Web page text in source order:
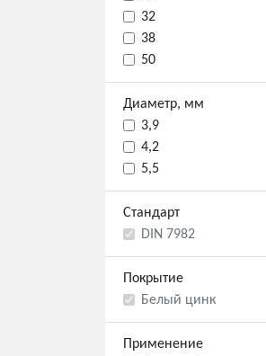
32
38
50
Диаметр, мм
3,9
4,2
5,5
Стандарт
DIN 7982
Покрытие
Белый цинк
Применение